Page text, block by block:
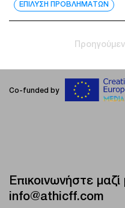
ΕΠΙΛΥΣΗ ΠΡΟΒΛΗΜΑΤΩΝ
Co-funded by
Επικοινωνήστε
info@athicff.com